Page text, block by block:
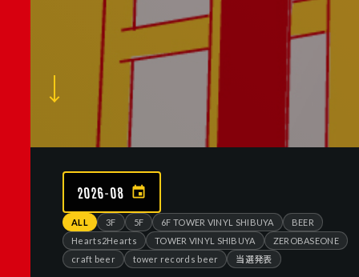
2026-08
ALL 3F 5F 6F TOWER VINYL SHIBUYA
BEER
Hearts2Hearts
TOWER VINYL SHIBUYA
ZEROBASEONE
craft beer
tower records beer 当選発表